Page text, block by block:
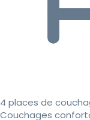
4 places de
Couchages